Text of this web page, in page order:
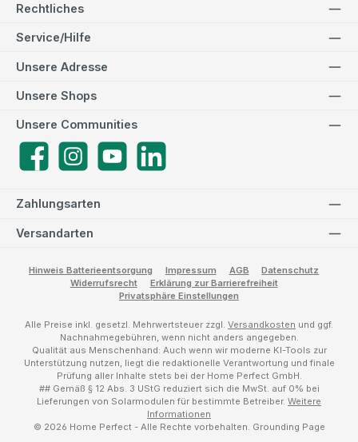
Rechtliches
Service/Hilfe
Zahlungsarten
Versandarten
Unsere Adresse
Unsere Communities
FacebookInstagramYouTube
Unsere Shops
Hinweis Batterieentsorgung Impressum AGB
Datenschutz
Widerrufsrecht
Erklärung zur Barrierefreiheit
Privatsphäre Einstellungen
Alle Preise inkl. gesetzl. Mehrwertsteuer zzgl. Versandkosten und ggf.
Nachnahmegebühren, wenn nicht anders angegeben.
Qualität aus Menschenhand: Auch wenn wir moderne KI-Tools zur
Unterstützung nutzen, liegt die redaktionelle Verantwortung und finale
Prüfung aller Inhalte stets bei der Home Perfect GmbH.
## Gemäß § 12 Abs. 3 UStG reduziert sich die MwSt. auf 0% bei
Lieferungen von Solarmodulen für bestimmte Betreiber. Weitere
Informationen
© 2026 Home Perfect - Alle Rechte vorbehalten. Grounding Page